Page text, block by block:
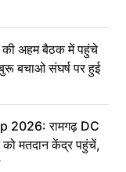
अहम बैठक में पहुंचे
बुरू बचाओ संघर्ष पर हुई
2026: रामगढ़ DC
मतदान केंद्र पहुंचें,